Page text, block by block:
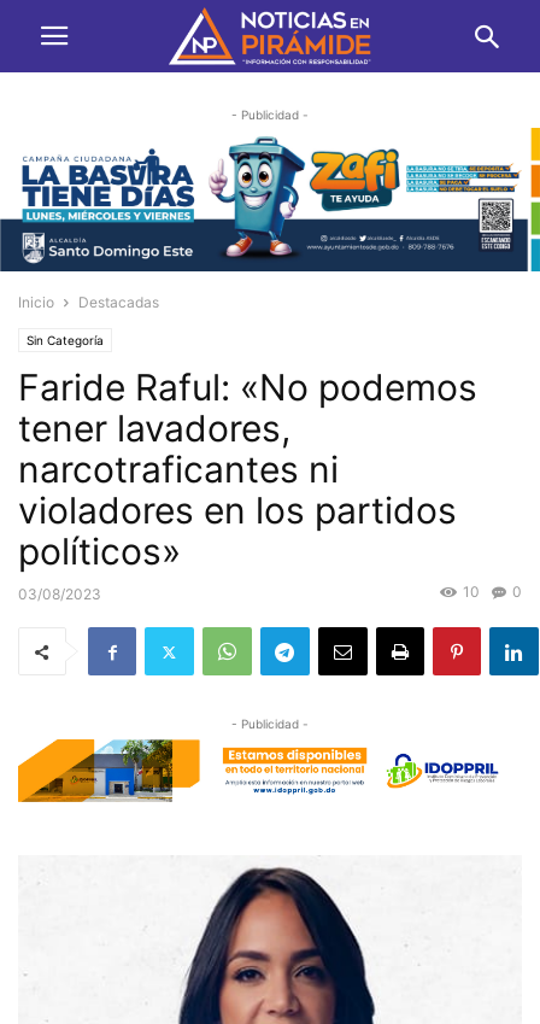
- Publicidad -
Inicio Destacadas
Sin Categoría
Faride Raful: «No podemos
tener lavadores,
narcotraficantes ni
violadores en los partidos
políticos»
03/08/2023 0
10
- Publicidad -